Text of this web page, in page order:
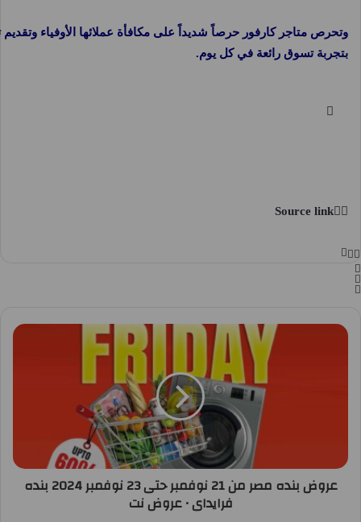
وتحرص متاجر كارفور حرصاً شديداً على مكافأة عملائها الأوفياء
بتجربة تسوق رائعة في كل يوم.
Source link
عروض بنده مصر من 21 نوفمبر حتى 23 نوفمبر 2024 بنده
فرايداى • عروض نت